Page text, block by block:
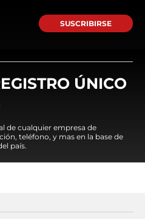
SUSCRIBIRSE
ÚNICO
de cualquier empresa de
teléfono, y mas en la base de
país.